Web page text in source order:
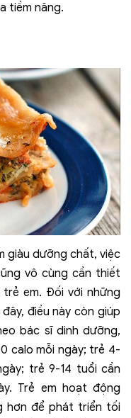
tiềm năng.
giàu dưỡng chất, việc
vô cùng cần thiết
em. Đối với những
điều này còn giúp
bác sĩ dinh dưỡng,
calo mỗi ngày; trẻ 4-
trẻ 9-14 tuổi cần
Trẻ em hoạt động
hơn để phát triển tối